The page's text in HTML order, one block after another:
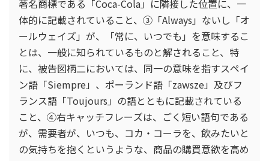
著名商標である「Coca-Cola」に隣接した位置に、一
体的に記載されていること、③「Always」ないし「オ
ールウェイズ」が、「常に、いつでも」を意味するこ
とは、一般に知られているものと解されること、特
に、被告図柄二においては、同一の意味を指すスペイ
ン語「Siempre」、ポーランド語「zawsze」及びフ
ランス語「Toujours」の語とともに記載されている
こと、④右キャッチフレーズは、ごく短い語句である
が、需要者が、いつも、コカ・コーラを、飲みたいと
の気持ちを抱くというような、商品の購買意欲を高め